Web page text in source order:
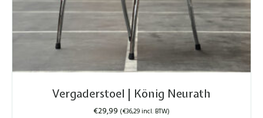
Vergaderstoel | König Neurath
€29,99 (€36,29incl. BTW)